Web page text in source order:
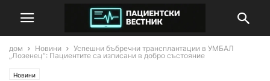
дом Новини
Успешни бъбречни трансплантации в УМБАЛ
„Лозенец“: Пациентите са изписани в добро състояние
Новини